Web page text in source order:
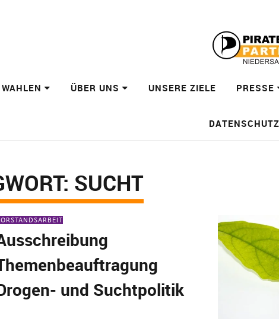
WAHLEN ÜBER UNS UNSERE ZIELE PRESSE
SUCHT
und Suchtpolitik